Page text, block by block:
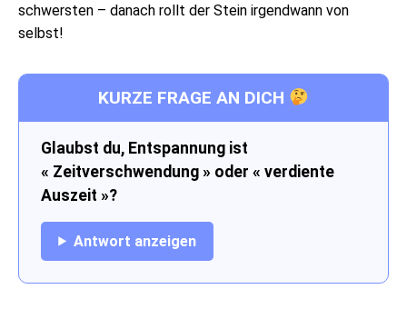
schwersten – danach rollt der Stein irgendwann von
selbst!
KURZE FRAGE AN DICH
Glaubst du, Entspannung ist
« Zeitverschwendung » oder « verdiente
Auszeit »?
Antwort anzeigen